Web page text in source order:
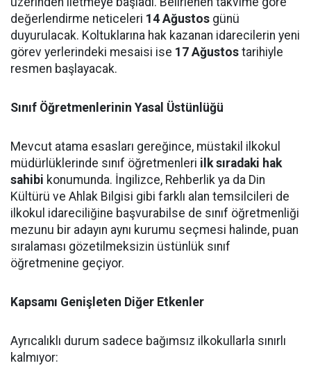
değerlendirme neticeleri 14 Ağustos günü
duyurulacak. Koltuklarına hak kazanan idarecilerin yeni
görev yerlerindeki mesaisi ise 17 Ağustos tarihiyle
resmen başlayacak.
Sınıf Öğretmenlerinin Yasal Üstünlüğü
Mevcut atama esasları gereğince, müstakil ilkokul
müdürlüklerinde sınıf öğretmenleri ilk sıradaki hak
sahibi konumunda. İngilizce, Rehberlik ya da Din
Kültürü ve Ahlak Bilgisi gibi farklı alan temsilcileri de
ilkokul idareciliğine başvurabilse de sınıf öğretmenliği
mezunu bir adayın aynı kurumu seçmesi halinde, puan
sıralaması gözetilmeksizin üstünlük sınıf
öğretmenine geçiyor.
Kapsamı Genişleten Diğer Etkenler
Ayrıcalıklı durum sadece bağımsız ilkokullarla sınırlı
kalmıyor: